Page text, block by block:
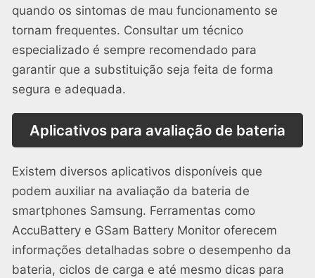
quando os sintomas de mau funcionamento se
tornam frequentes. Consultar um técnico
especializado é sempre recomendado para
garantir que a substituição seja feita de forma
segura e adequada.
Aplicativos para avaliação de bateria
Existem diversos aplicativos disponíveis que
podem auxiliar na avaliação da bateria de
smartphones Samsung. Ferramentas como
AccuBattery e GSam Battery Monitor oferecem
informações detalhadas sobre o desempenho da
bateria, ciclos de carga e até mesmo dicas para